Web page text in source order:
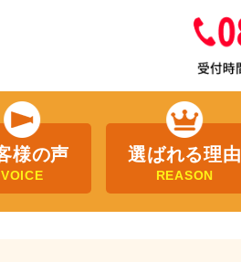
様の声
VOICE
選ばれる理由
REASON